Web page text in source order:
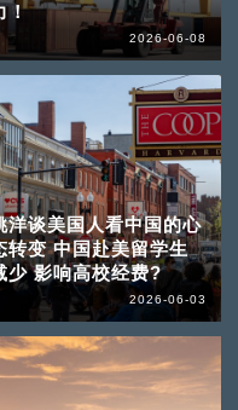
！
2026-06-08
洋谈美国人看中国的心
转变 中国赴美留学生
少 影响高校经费?
2026-06-03